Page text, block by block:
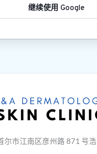
继续使用 Google
尔市江南区彦州路 871 号